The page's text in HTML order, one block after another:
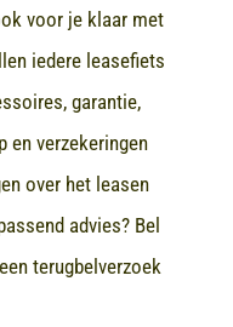
voor je klaar met
iedere leasefiets
garantie,
en verzekeringen
over het leasen
advies? Bel
terugbelverzoek